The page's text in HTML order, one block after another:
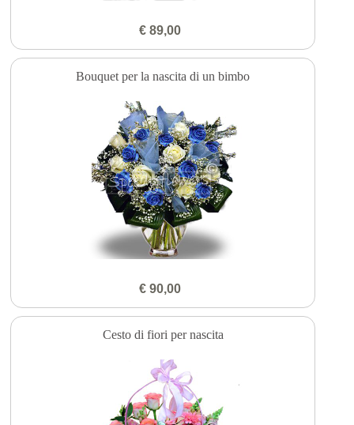
€ 89,00
Bouquet per la nascita di un bimbo
€ 90,00
Cesto di fiori per nascita